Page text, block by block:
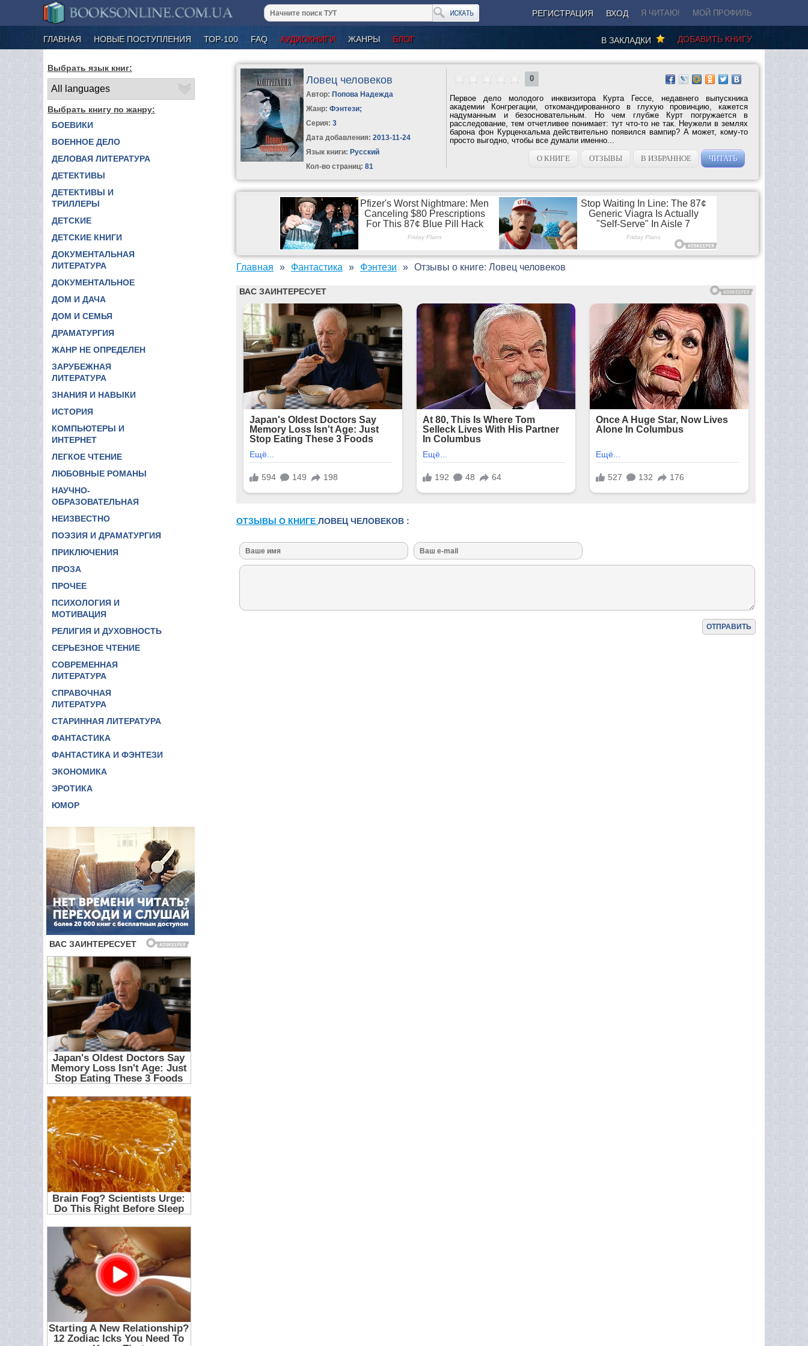
РЕГИСТРАЦИЯ ВХОД Я ЧИТАЮ! МОЙ ПРОФИЛЬ
ГЛАВНАЯ НОВЫЕ ПОСТУПЛЕНИЯ ТОР-100 FAQ АУДИОКНИГИ ЖАНРЫ БЛОГ ДОБАВИТЬ КНИГУ
В ЗАКЛАДКИ
Выбрать язык книг:
Выбрать книгу по жанру:
БОЕВИКИ
ВОЕННОЕ ДЕЛО
ДЕЛОВАЯ ЛИТЕРАТУРА
ДЕТЕКТИВЫ
ДЕТЕКТИВЫ И
ТРИЛЛЕРЫ
ДЕТСКИЕ
ДЕТСКИЕ КНИГИ
ДОКУМЕНТАЛЬНАЯ
ЛИТЕРАТУРА
ДОКУМЕНТАЛЬНОЕ
ДОМ И ДАЧА
ДОМ И СЕМЬЯ
ДРАМАТУРГИЯ
ЖАНР НЕ ОПРЕДЕЛЕН
ЗАРУБЕЖНАЯ
ЛИТЕРАТУРА
ЗНАНИЯ И НАВЫКИ
ИСТОРИЯ
КОМПЬЮТЕРЫ И
ИНТЕРНЕТ
ЛЕГКОЕ ЧТЕНИЕ
ЛЮБОВНЫЕ РОМАНЫ
НАУЧНО-
ОБРАЗОВАТЕЛЬНАЯ
НЕИЗВЕСТНО
ПОЭЗИЯ И ДРАМАТУРГИЯ
ПРИКЛЮЧЕНИЯ
ПРОЗА
ПРОЧЕЕ
ПСИХОЛОГИЯ И
МОТИВАЦИЯ
РЕЛИГИЯ И ДУХОВНОСТЬ
СЕРЬЕЗНОЕ ЧТЕНИЕ
СОВРЕМЕННАЯ
ЛИТЕРАТУРА
СПРАВОЧНАЯ
ЛИТЕРАТУРА
СТАРИННАЯ ЛИТЕРАТУРА
ФАНТАСТИКА
ФАНТАСТИКА И ФЭНТЕЗИ
ЭКОНОМИКА
ЭРОТИКА
ЮМОР
Ловец человеков
Автор: Попова Надежда
Жанр: Фэнтези;
Серия:3
Дата добавления: 2013-11-24
Язык книги: Русский
Кол-во страниц: 81
0
Первое дело молодого инквизитора Курта Гессе, недавнего выпускника
академии Конгрегации, откомандированного в глухую провинцию, кажется
надуманным и безосновательным. Но чем глубже Курт погружается в
расследование, тем отчетливее понимает: тут что-то не так. Неужели в землях
барона фон Курценхальма действительно появился вампир? А может, кому-то
просто выгодно, чтобы все думали именно...
О КНИГЕ
ОТЗЫВЫ В ИЗБРАННОЕ ЧИТАТЬ
Главная Фантастика Фэнтези Отзывы о книге: Ловец человеков
ОТЗЫВЫ О КНИГЕ ЛОВЕЦ ЧЕЛОВЕКОВ :